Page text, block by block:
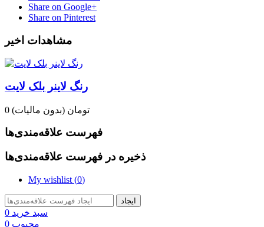
Share on Google+
Share on Pinterest
مشاهدات اخیر
رنگ لاینر بلک لایت
0 تومان (بدون مالیات)
فهرست علاقه‌مندی‌ها
ذخیره در فهرست علاقه‌مندی‌ها
My wishlist (0)
ایجاد
سبد خرید 0
محبوب 0